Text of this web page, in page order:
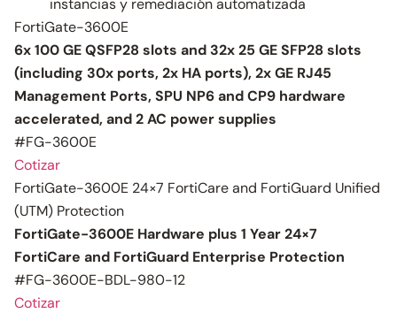
instancias y remediación automatizada
FortiGate-3600E
6x 100 GE QSFP28 slots and 32x 25 GE SFP28 slots
(including 30x ports, 2x HA ports), 2x GE RJ45
Management Ports, SPU NP6 and CP9 hardware
accelerated, and 2 AC power supplies
#FG-3600E
Cotizar
FortiGate-3600E 24×7 FortiCare and FortiGuard Unified
(UTM) Protection
FortiGate-3600E Hardware plus 1 Year 24×7
FortiCare and FortiGuard Enterprise Protection
#FG-3600E-BDL-980-12
Cotizar